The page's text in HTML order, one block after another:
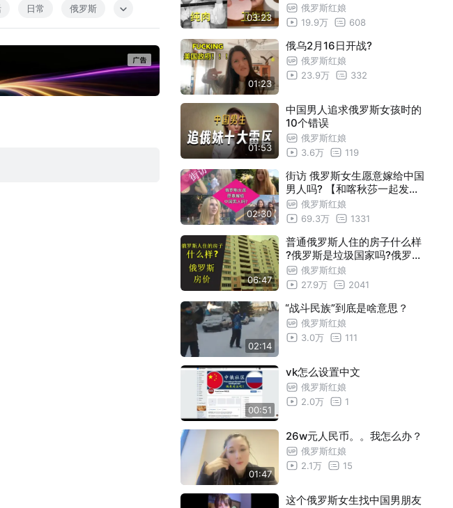
日常 俄罗斯
03:23
俄罗斯红娘
19.9万
608
01:23
俄乌2月16日开战?
俄罗斯红娘
23.9万
332
01:53
中国男人追求俄罗斯女孩时的
10个错误
俄罗斯红娘
3.6万
119
02:30
街访 俄罗斯女生愿意嫁给中国
男人吗? 【和喀秋莎一起发现
俄罗斯】
俄罗斯红娘
69.3万
1331
06:47
普通俄罗斯人住的房子什么样
?俄罗斯是垃圾国家吗?俄罗斯
小城市房价、俄罗斯人不爱笑
的原因、俄罗斯街风情
俄罗斯红娘
27.9万
2041
02:14
“战斗民族”到底是啥意思？
俄罗斯红娘
3.0万
111
00:51
vk怎么设置中文
俄罗斯红娘
2.0万
1
01:47
26w元人民币。。我怎么办？
俄罗斯红娘
2.1万
15
这个俄罗斯女生找中国男朋友